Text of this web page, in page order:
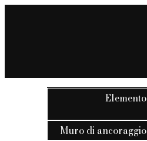
Elemento
Muro di ancoraggio